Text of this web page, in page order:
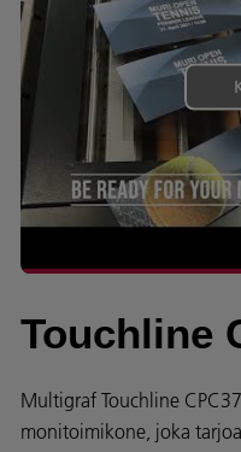
Touchline
Multigraf Touchline
monitoimikone, joka